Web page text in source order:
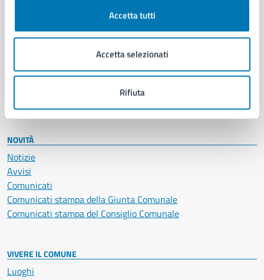
Accetta tutti
Accetta selezionati
Rifiuta
Educazione e formazione
Giustizia e sicurezza pubblica
Salute, benessere e assistenza
NOVITÀ
Notizie
Avvisi
Comunicati
Comunicati stampa della Giunta Comunale
Comunicati stampa del Consiglio Comunale
VIVERE IL COMUNE
Luoghi